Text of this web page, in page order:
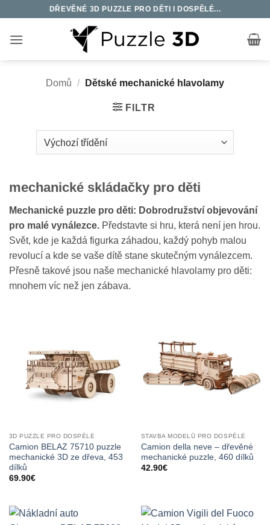
obsah
DŘEVĚNÉ 3D PUZZLE PRO DĚTI I DOSPĚLÉ...
Domů / Dětské mechanické hlavolamy
FILTR
mechanické skládačky pro děti
Mechanické puzzle pro děti: Dobrodružství objevování
pro malé vynálezce. Představte si hru, která není jen hrou.
Svět, kde je každá figurka záhadou, každý pohyb malou
revolucí a kde se vaše dítě stane skutečným vynálezcem.
Přesně takové jsou naše mechanické hlavolamy pro děti:
mnohem víc než jen zábava.
3D PUZZLE PRO DOSPĚLÉ
Camion BELAZ 75710 puzzle
mechanické 3D ze dřeva, 453
dílků
69.90€
STAVBA MODELŮ PRO DOSPĚLÉ
Camion della neve – dřevěné
mechanické puzzle, 460 dílků
42.90€